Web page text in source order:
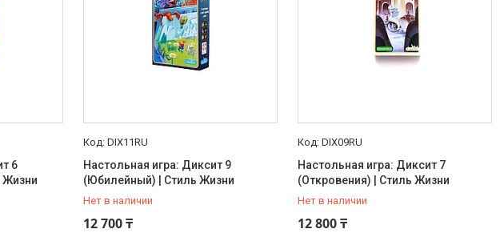
6
Жизни
DIX11RU
Настольная игра: Диксит 9
(Юбилейный) | Стиль Жизни
Нет в наличии
12 700 ₸
+7 (707) 816-14-12
DIX09RU
Настольная игра: Диксит 7
(Откровения) | Стиль Жизни
Нет в наличии
12 800 ₸
+7 (707) 816-14-12